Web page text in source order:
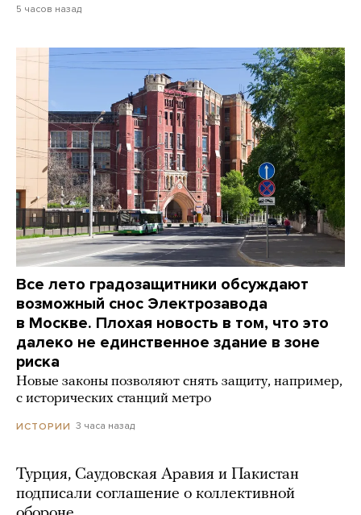
5 часов назад
Все лето градозащитники обсуждают
возможный снос Электрозавода
в Москве. Плохая новость в том, что это
далеко не единственное здание в зоне
риска
Новые законы позволяют снять защиту, например,
с исторических станций метро
ИСТОРИИ 3 часа назад
Турция, Саудовская Аравия и Пакистан
подписали соглашение о коллективной